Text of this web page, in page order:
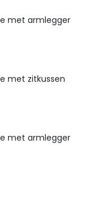
met armlegger
met zitkussen
met armlegger